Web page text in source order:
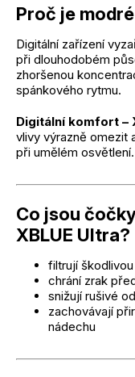
Proč je
Digitální zařízení
při dlouhodobém
zhoršenou
spánkového rytmu.
Digitální komfort –
vlivy výrazně omezit
při umělém osvětlení.
Co jsou
XBLUE Ultra?
filtrují
chrání zrak
snižují rušivé
zachovávají
nádechu